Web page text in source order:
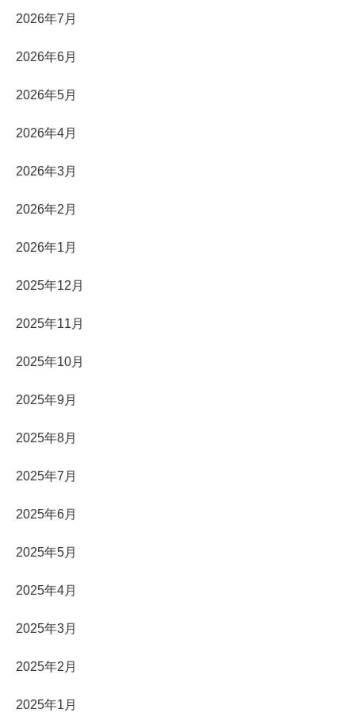
2026年7月
2026年6月
2026年5月
2026年4月
2026年3月
2026年2月
2026年1月
2025年12月
2025年11月
2025年10月
2025年9月
2025年8月
2025年7月
2025年6月
2025年5月
2025年4月
2025年3月
2025年2月
2025年1月